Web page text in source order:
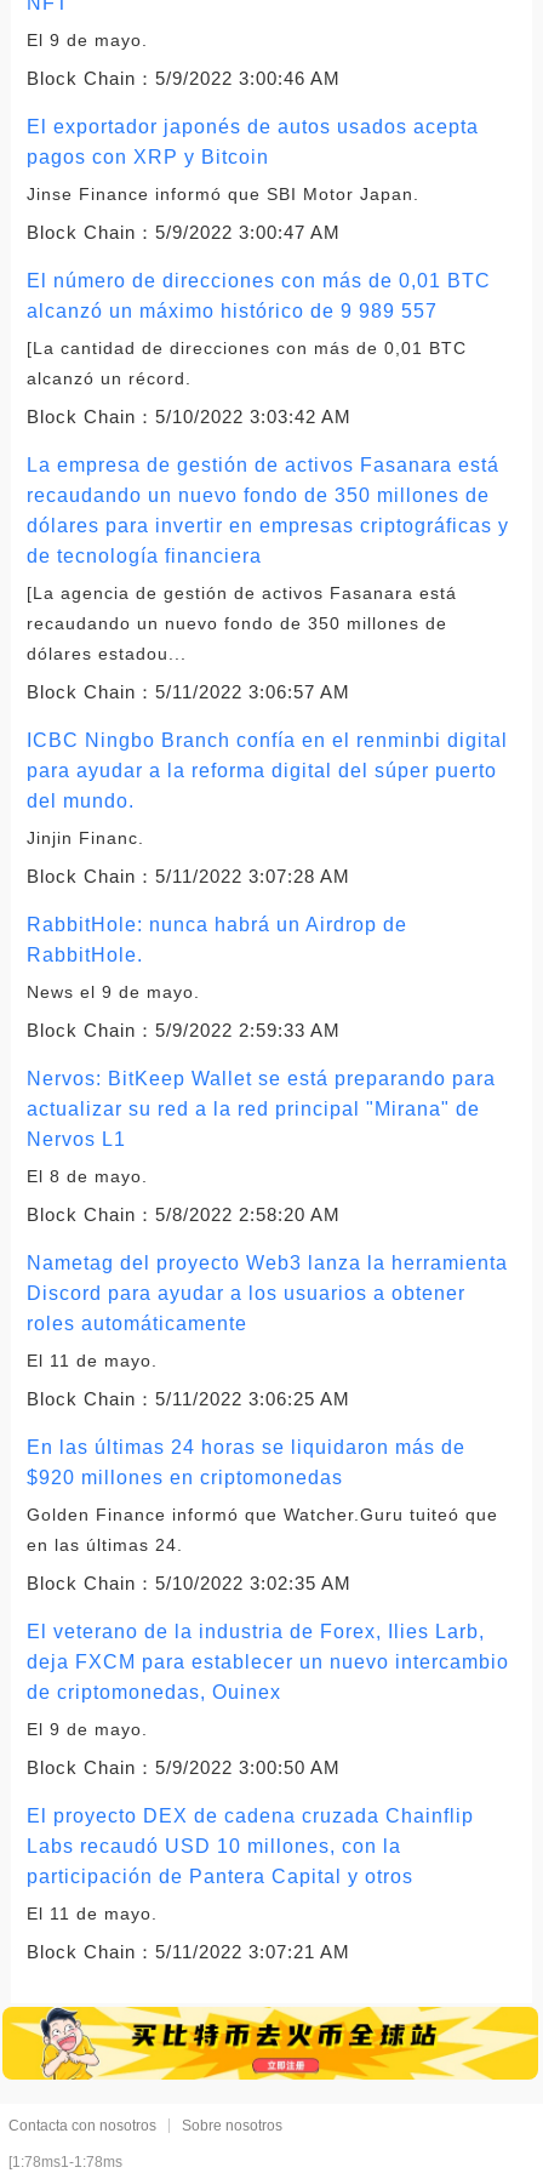
El 9 de mayo.
Block Chain： 5/9/2022 3:00:46 AM
El exportador japonés de autos usados ​​acepta
pagos con XRP y Bitcoin
Jinse Finance informó que SBI Motor Japan.
Block Chain： 5/9/2022 3:00:47 AM
El número de direcciones con más de 0,01 BTC
alcanzó un máximo histórico de 9 989 557
[La cantidad de direcciones con más de 0,01 BTC
alcanzó un récord.
Block Chain： 5/10/2022 3:03:42 AM
La empresa de gestión de activos Fasanara está
recaudando un nuevo fondo de 350 millones de
dólares para invertir en empresas criptográficas y
de tecnología financiera
[La agencia de gestión de activos Fasanara está
recaudando un nuevo fondo de 350 millones de
dólares estadou...
Block Chain： 5/11/2022 3:06:57 AM
ICBC Ningbo Branch confía en el renminbi digital
para ayudar a la reforma digital del súper puerto
del mundo.
Jinjin Financ.
Block Chain： 5/11/2022 3:07:28 AM
RabbitHole: nunca habrá un Airdrop de
RabbitHole.
News el 9 de mayo.
Block Chain： 5/9/2022 2:59:33 AM
Nervos: BitKeep Wallet se está preparando para
actualizar su red a la red principal "Mirana" de
Nervos L1
El 8 de mayo.
Block Chain： 5/8/2022 2:58:20 AM
Nametag del proyecto Web3 lanza la herramienta
Discord para ayudar a los usuarios a obtener
roles automáticamente
El 11 de mayo.
Block Chain： 5/11/2022 3:06:25 AM
En las últimas 24 horas se liquidaron más de
$920 millones en criptomonedas
Golden Finance informó que Watcher.Guru tuiteó que
en las últimas 24.
Block Chain： 5/10/2022 3:02:35 AM
El veterano de la industria de Forex, Ilies Larb,
deja FXCM para establecer un nuevo intercambio
de criptomonedas, Ouinex
El 9 de mayo.
Block Chain： 5/9/2022 3:00:50 AM
El proyecto DEX de cadena cruzada Chainflip
Labs recaudó USD 10 millones, con la
participación de Pantera Capital y otros
El 11 de mayo.
Block Chain： 5/11/2022 3:07:21 AM
Contacta con nosotros Sobre nosotros
[1:78ms1-1:78ms